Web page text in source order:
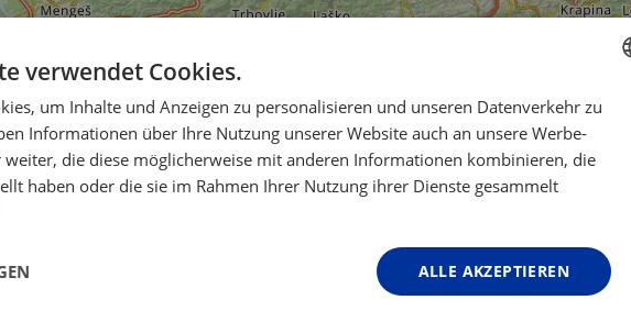
ENGLISH
FRENCH
verwendet Cookies.
um Inhalte und Anzeigen zu personalisieren und unseren Datenverkehr zu
Informationen über Ihre Nutzung unserer Website auch an unsere Werbe-
weiter, die diese möglicherweise mit anderen Informationen kombinieren, die
haben oder die sie im Rahmen Ihrer Nutzung ihrer Dienste gesammelt
ALLE AKZEPTIEREN